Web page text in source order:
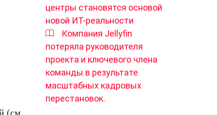
(см.
центры становятся основой
новой ИТ-реальности
Компания Jellyfin
потеряла руководителя
проекта и ключевого члена
команды в результате
масштабных кадровых
перестановок.